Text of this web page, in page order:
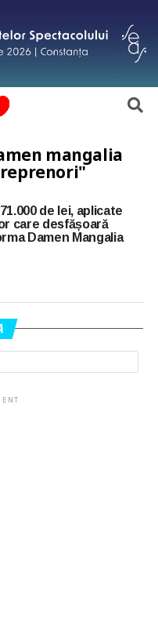
mangalia
de lei, aplicate
care desfășoară
Damen Mangalia